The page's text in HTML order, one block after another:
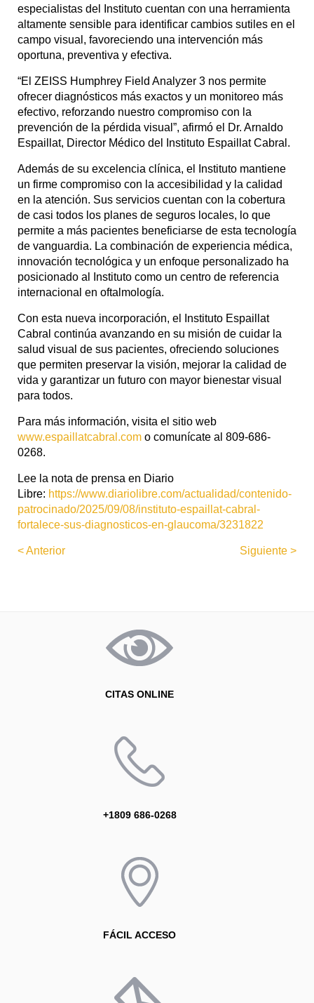
especialistas del Instituto cuentan con una herramienta
altamente sensible para identificar cambios sutiles en el
campo visual, favoreciendo una intervención más
oportuna, preventiva y efectiva.
“El ZEISS Humphrey Field Analyzer 3 nos permite
ofrecer diagnósticos más exactos y un monitoreo más
efectivo, reforzando nuestro compromiso con la
prevención de la pérdida visual”, afirmó el Dr. Arnaldo
Espaillat, Director Médico del Instituto Espaillat Cabral.
Además de su excelencia clínica, el Instituto mantiene
un firme compromiso con la accesibilidad y la calidad
en la atención. Sus servicios cuentan con la cobertura
de casi todos los planes de seguros locales, lo que
permite a más pacientes beneficiarse de esta tecnología
de vanguardia. La combinación de experiencia médica,
innovación tecnológica y un enfoque personalizado ha
posicionado al Instituto como un centro de referencia
internacional en oftalmología.
Con esta nueva incorporación, el Instituto Espaillat
Cabral continúa avanzando en su misión de cuidar la
salud visual de sus pacientes, ofreciendo soluciones
que permiten preservar la visión, mejorar la calidad de
vida y garantizar un futuro con mayor bienestar visual
para todos.
Para más información, visita el sitio web
www.espaillatcabral.com o comunícate al 809-686-
0268.
Lee la nota de prensa en Diario
Libre: https://www.diariolibre.com/actualidad/contenido-
patrocinado/2025/09/08/instituto-espaillat-cabral-
fortalece-sus-diagnosticos-en-glaucoma/3231822
< Anterior Siguiente >
CITAS ONLINE
+1809 686-0268
FÁCIL ACCESO